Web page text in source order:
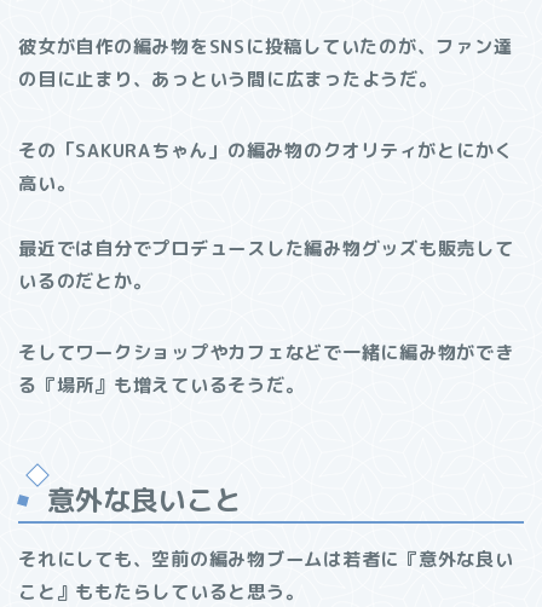
彼女が自作の編み物をSNSに投稿していたのが、ファン達
の目に止まり、あっという間に広まったようだ。
その「SAKURAちゃん」の編み物のクオリティがとにかく
高い。
最近では自分でプロデュースした編み物グッズも販売して
いるのだとか。
そしてワークショップやカフェなどで一緒に編み物ができ
る『場所』も増えているそうだ。
意外な良いこと
それにしても、空前の編み物ブームは若者に『意外な良い
こと』ももたらしていると思う。